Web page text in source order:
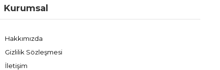
Kurumsal
Hakkımızda
Gizlilik Sözleşmesi
İletişim